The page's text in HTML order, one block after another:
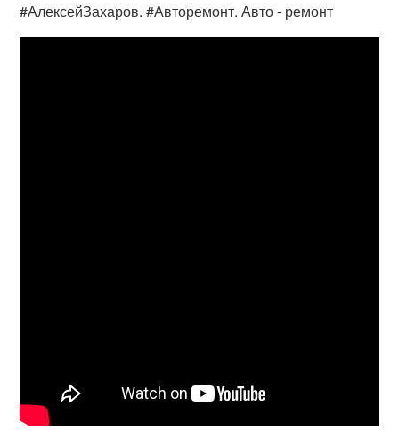
#АлексейЗахаров. #Авторемонт. Авто - ремонт